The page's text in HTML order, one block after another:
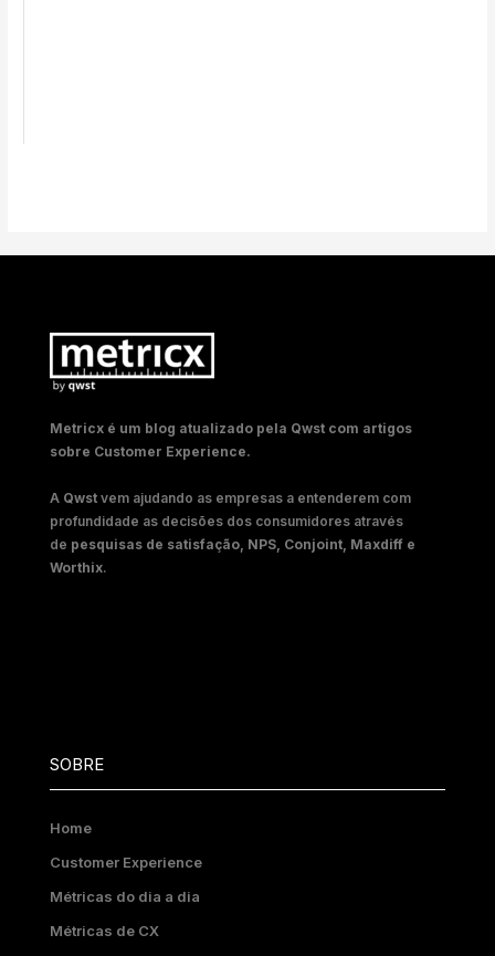
Metricx é um blog atualizado pela Qwst com artigos
sobre Customer Experience.
A Qwst vem ajudando as empresas a entenderem com
profundidade as decisões dos consumidores através
de pesquisas de satisfação, NPS, Conjoint, Maxdiff e
Worthix.
SOBRE
Home
Customer Experience
Métricas do dia a dia
Métricas de CX